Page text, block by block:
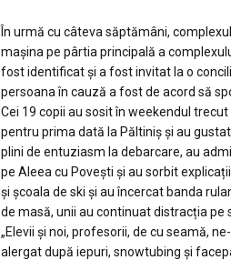
În urmă cu câteva săptămâni,
mașina pe pârtia principală a
fost identificat și a fost invitat la o
persoana în cauză a fost de acord să
Cei 19 copii au sosit în weekendul
pentru prima dată la Păltiniș și au
plini de entuziasm la debarcare, au
pe Aleea cu Povești și au sorbit
și școala de ski și au încercat banda
de masă, unii au continuat distracția pe
„Elevii și noi, profesorii, de cu seamă,
alergat după iepuri, snowtubing și